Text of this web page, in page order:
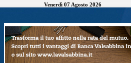
Venerdì 07 Agosto 2026